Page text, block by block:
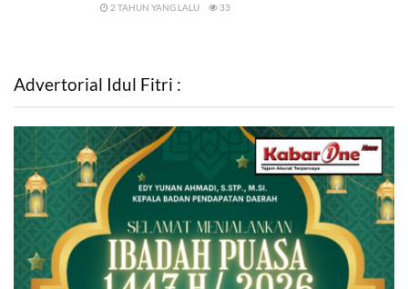
2 TAHUN YANG LALU 33
Advertorial Idul Fitri :